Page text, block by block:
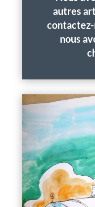
autres
nous